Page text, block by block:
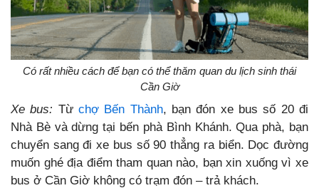
Có rất nhiều cách để bạn có thể thăm quan du lịch sinh thái
Cần Giờ
Xe bus: Từchợ Bến Thành, bạn đón xe bus số 20 đi
Nhà Bè và dừng tại bến phà Bình Khánh. Qua phà, bạn
chuyển sang đi xe bus số 90 thẳng ra biển. Dọc đường
muốn ghé địa điểm tham quan nào, bạn xin xuống vì xe
bus ở Cần Giờ không có trạm đón – trả khách.